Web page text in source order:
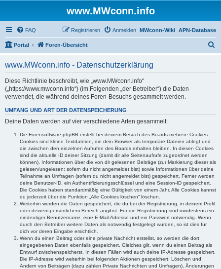
www.MWconn.info
FAQ APN-Database
MWconn-Wiki
Anmelden
Registrieren
Portal Foren-Übersicht
www.MWconn.info - Datenschutzerklärung
Diese Richtlinie beschreibt, wie „www.MWconn.info“
(„https://www.mwconn.info“) (im Folgenden „der Betreiber“) die Daten
verwendet, die während deines Foren-Besuchs gesammelt werden.
UMFANG UND ART DER DATENSPEICHERUNG
Deine Daten werden auf vier verschiedene Arten gesammelt:
Die Forensoftware phpBB erstellt bei deinem Besuch des Boards mehrere Cookies.
Cookies sind kleine Textdateien, die dein Browser als temporäre Dateien ablegt und
die zwischen den einzelnen Aufrufen des Boards erhalten bleiben. In diesen Cookies
sind die aktuelle ID deiner Sitzung (damit dir alle Seitenaufrufe zugeordnet werden
können), Informationen über die von dir gelesenen Beiträge (zur Markierung dieser als
gelesen/ungelesen; sofern du nicht angemeldet bist) sowie Informationen über deine
Teilnahme an Umfragen (sofern du nicht angemeldet bist) gespeichert. Ferner werden
deine Benutzer-ID, ein Authentifizierungsschlüssel und eine Session-ID gespeichert.
Die Cookies haben standardmäßig eine Gültigkeit von einem Jahr. Alle Cookies kannst
du jederzeit über die Funktion „Alle Cookies löschen“ löschen.
Weiterhin werden die Daten gespeichert, die du bei der Registrierung, in deinem Profil
oder deinem persönlichem Bereich angibst. Für die Registrierung sind mindestens ein
eindeutiger Benutzername, eine E-Mail-Adresse und ein Passwort notwendig. Wenn
durch den Betreiber weitere Daten als notwendig festgelegt wurden, so ist dies für
dich vor deren Eingabe ersichtlich.
Wenn du einen Beitrag oder eine private Nachricht erstellst, so werden die dort
eingegebenen Daten ebenfalls gespeichert. Gleiches gilt, wenn du einen Beitrag als
Entwurf zwischenspeicherst. In diesen Fällen wird auch deine IP-Adresse gespeichert.
Die IP-Adresse wird weiterhin bei folgenden Aktionen gespeichert: Löschen und
Ändern von Beiträgen (dazu zählen Private Nachrichten und Umfragen), Änderungen